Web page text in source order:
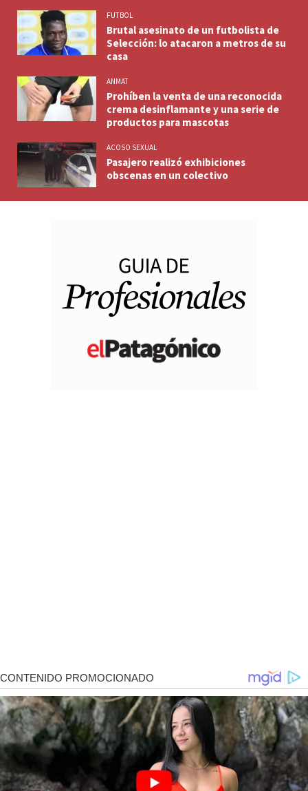
FUTBOL
Brutal asesinato de un futbolista de
Selección: lo atacaron a metros de su
casa
ANMAT
Prohíben la venta de una reconocida
crema desinflamante y una serie de
productos para mascotas
ACOSO SEXUAL
Pasajero realizó exhibiciones
obscenas en un colectivo